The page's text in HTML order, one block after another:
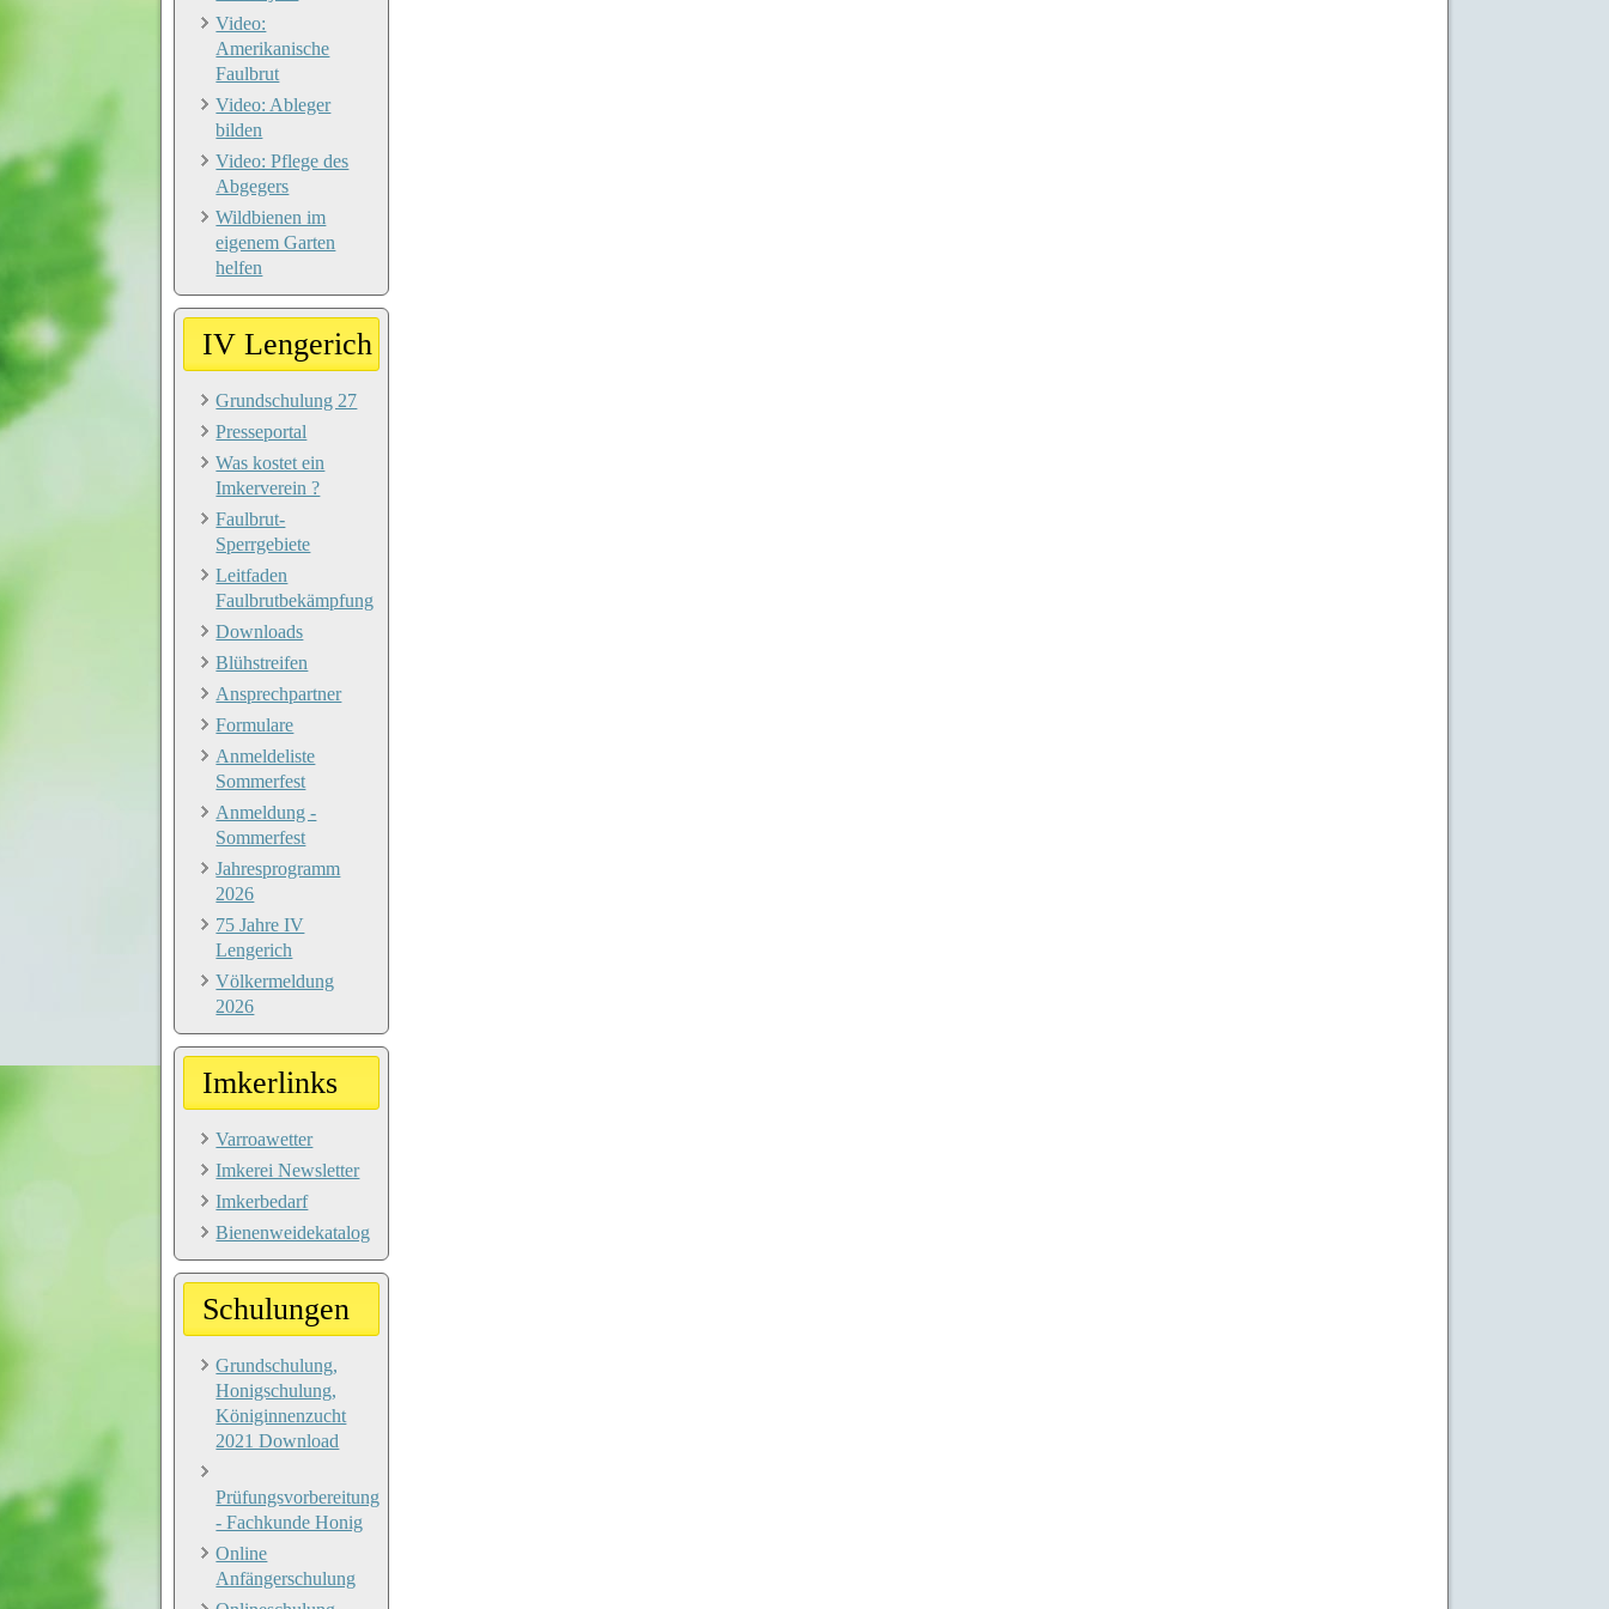
Video:
Amerikanische
Faulbrut
Video: Ableger
bilden
Video: Pflege des
Abgegers
Wildbienen im
eigenem Garten
helfen
IV Lengerich
Grundschulung 27
Presseportal
Was kostet ein
Imkerverein ?
Faulbrut-
Sperrgebiete
Leitfaden
Faulbrutbekämpfung
Downloads
Blühstreifen
Ansprechpartner
Formulare
Anmeldeliste
Sommerfest
Anmeldung -
Sommerfest
Jahresprogramm
2026
75 Jahre IV
Lengerich
Völkermeldung
2026
Imkerlinks
Varroawetter
Imkerei Newsletter
Imkerbedarf
Bienenweidekatalog
Schulungen
Grundschulung,
Honigschulung,
Königinnenzucht
2021 Download
Prüfungsvorbereitung
- Fachkunde Honig
Online
Anfängerschulung